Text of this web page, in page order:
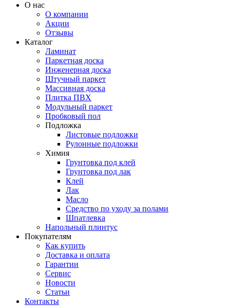
О нас
О компании
Акции
Отзывы
Каталог
Ламинат
Паркетная доска
Инженерная доска
Штучный паркет
Массивная доска
Плитка ПВХ
Модульный паркет
Пробковый пол
Подложка
Листовые подложки
Рулонные подложки
Химия
Грунтовка под клей
Грунтовка под лак
Клей
Лак
Масло
Средство по уходу за полами
Шпатлевка
Напольный плинтус
Покупателям
Как купить
Доставка и оплата
Гарантии
Сервис
Новости
Статьи
Контакты